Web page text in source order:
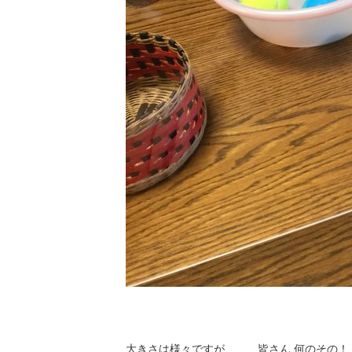
大きさは様々ですが、、、皆さん 何のその！